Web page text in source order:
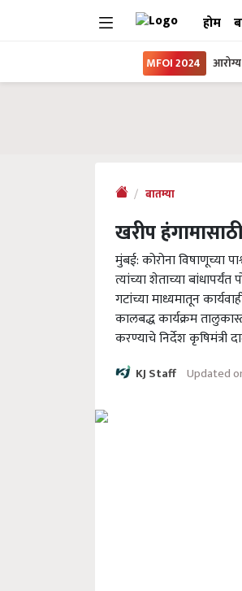
होम
MFOI 2024
बातम्या
खरीप
मुंबई: कोरोना विषाणूच्या
त्यांच्या शेताच्या
गटांच्या माध्यमातून
कालबद्ध कार्यक्रम
करण्याचे निर्देश कृषिमंत्री
KJ Staff Updated